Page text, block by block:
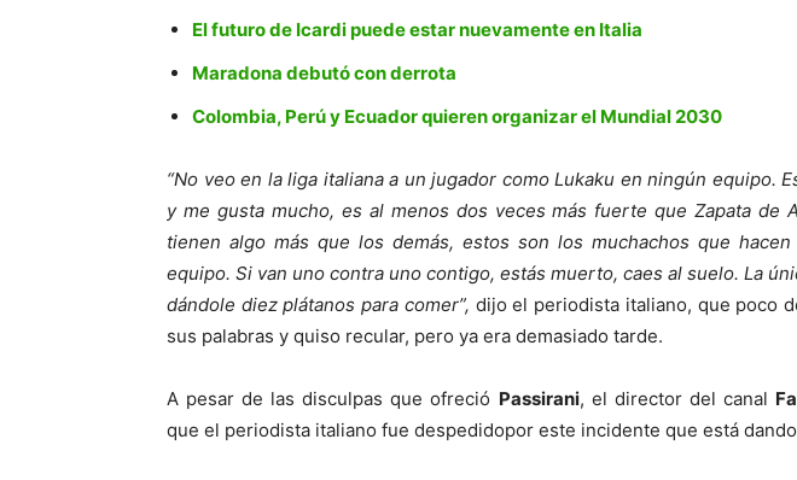
El futuro de Icardi puede estar nuevamente en Italia
Maradona debutó con derrota
Colombia, Perú y Ecuador quieren organizar el Mundial 2030
“No veo en la liga italiana a un jugador como Lukaku en ningún equipo.
y me gusta mucho, es al menos dos veces más fuerte que Zapata de
tienen algo más que los demás, estos son los muchachos que
equipo. Si van uno contra uno contigo, estás muerto, caes al suelo. La
dándole diez plátanos para comer”, dijo el periodista italiano, que poco
sus palabras y quiso recular, pero ya era demasiado tarde.
A pesar de las disculpas que ofreció Passirani, el director del canal
que el periodista italiano fue despedidopor este incidente que está